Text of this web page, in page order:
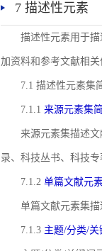
7 描述性元素
描述性元素用于
加资料和参考文献相
7.1 描述性元素集
7.1.1 来源元素集
来源元素集描述
录、科技丛书、科技
7.1.2 单篇文献元
单篇文献元素集
7.1.3 主题/分类/